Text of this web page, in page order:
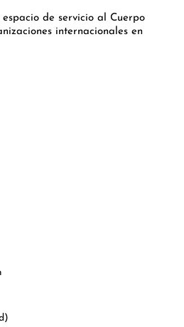
espacio de servicio al Cuerpo
internacionales en